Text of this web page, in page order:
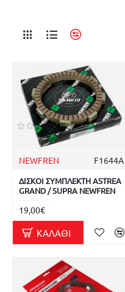
NEWFREN F1644A
ΔΙΣΚΟΙ ΣΥΜΠΛΕΚΤΗ ASTREA
GRAND / SUPRA NEWFREN
19,00€
ΚΑΛΆΘΙ